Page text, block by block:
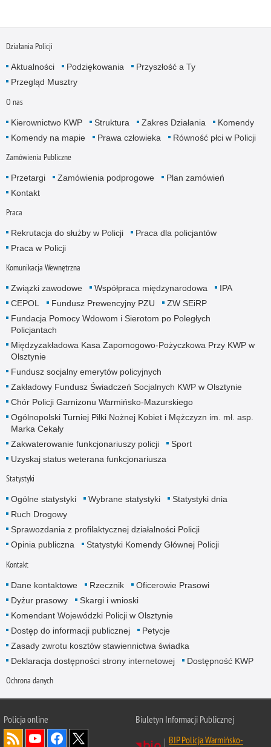
Działania Policji
Aktualności Podziękowania
Przyszłość a Ty
Przegląd Musztry
O nas
Kierownictwo KWP Struktura Zakres Działania
Komendy
Komendy na mapie
Prawa człowieka Równość płci w Policji
Zamówienia Publiczne
Przetargi Zamówienia podprogowe
Plan zamówień
Kontakt
Praca
Rekrutacja do służby w Policji
Praca dla policjantów
Praca w Policji
Komunikacja Wewnętrzna
Związki zawodowe Współpraca międzynarodowa
IPA
CEPOL
Fundusz Prewencyjny PZU
ZW SEiRP
Fundacja Pomocy Wdowom i Sierotom po Poległych
Policjantach
Międzyzakładowa Kasa Zapomogowo-Pożyczkowa Przy KWP w
Olsztynie
Fundusz socjalny emerytów policyjnych
Zakładowy Fundusz Świadczeń Socjalnych KWP w Olsztynie
Chór Policji Garnizonu Warmińsko-Mazurskiego
Ogólnopolski Turniej Piłki Nożnej Kobiet i Mężczyzn im. mł. asp.
Marka Cekały
Zakwaterowanie funkcjonariuszy policji
Sport
Uzyskaj status weterana funkcjonariusza
Statystyki
Ogólne statystyki Wybrane statystyki
Statystyki dnia
Ruch Drogowy
Sprawozdania z profilaktycznej działalności Policji
Opinia publiczna
Statystyki Komendy Głównej Policji
Kontakt
Dane kontaktowe Rzecznik
Oficerowie Prasowi
Dyżur prasowy
Skargi i wnioski
Komendant Wojewódzki Policji w Olsztynie
Dostęp do informacji publicznej
Petycje
Zasady zwrotu kosztów stawiennictwa świadka
Deklaracja dostępności strony internetowej
Dostępność KWP
Ochrona danych
Policja online
Biuletyn Informacji Publicznej
BIP Policja Warmińsko-